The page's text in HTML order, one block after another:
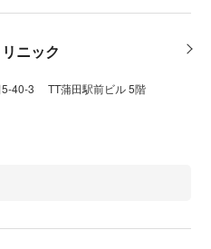
ニック
5-40-3 TT蒲田駅前ビル 5階